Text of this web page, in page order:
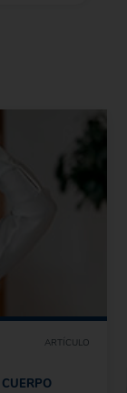
ARTÍCULO